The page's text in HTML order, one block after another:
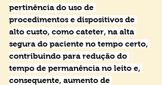
pertinência do uso de
procedimentos e dispositivos de
alto custo, como cateter, na alta
segura do paciente no tempo certo,
contribuindo para redução do
tempo de permanência no leito e,
consequente, aumento de